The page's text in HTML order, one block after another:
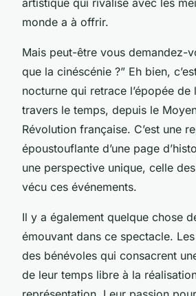
artistique qui rivalise avec les
monde a à offrir.
Mais peut-être vous demandez-
que la cinéscénie ?” Eh bien,
nocturne qui retrace l’épopée de
travers le temps, depuis le
Révolution française. C’est une
époustouflante d’une page
une perspective unique, celle
vécu ces événements.
Il y a également quelque chose
émouvant dans ce spectacle. Les
des bénévoles qui consacrent
de leur temps libre à la